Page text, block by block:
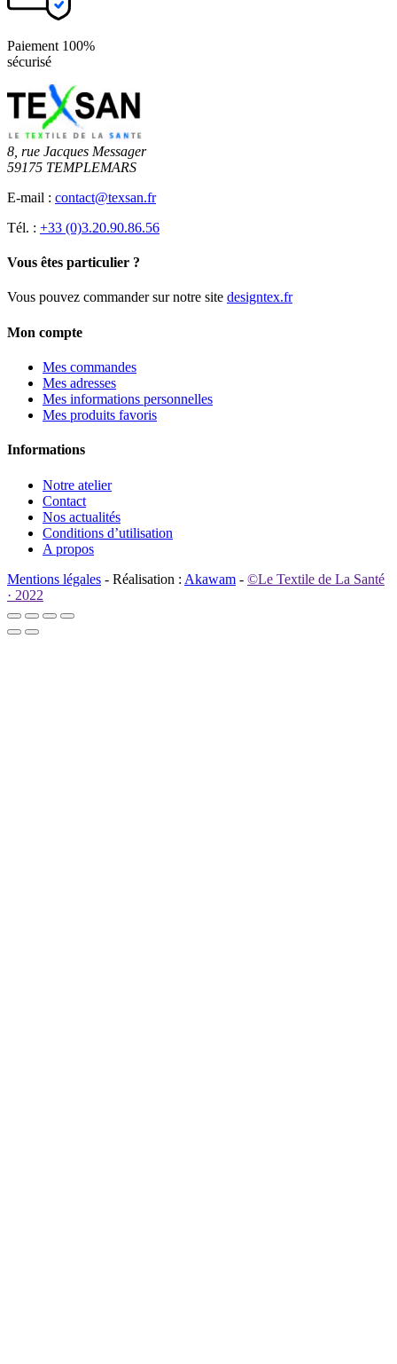
Paiement 100%
sécurisé
8, rue Jacques Messager
59175 TEMPLEMARS
E-mail : contact@texsan.fr
Tél. : +33 (0)3.20.90.86.56
Vous êtes particulier ?
Vous pouvez commander sur notre site designtex.fr
Mon compte
Mes commandes
Mes adresses
Mes informations personnelles
Mes produits favoris
Informations
Notre atelier
Contact
Nos actualités
Conditions d’utilisation
A propos
Mentions légales - Réalisation : Akawam - ©Le Textile de La Santé
· 2022